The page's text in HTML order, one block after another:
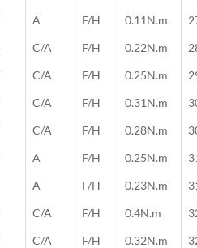
A F/H 0.11N.m
C/A F/H 0.22N.m
C/A F/H 0.25N.m
C/A F/H 0.31N.m
C/A F/H 0.28N.m
A F/H 0.25N.m
A F/H 0.23N.m
C/A F/H 0.4N.m
C/A F/H 0.32N.m